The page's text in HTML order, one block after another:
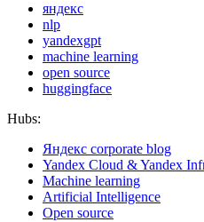
яндекс
nlp
yandexgpt
machine learning
open source
huggingface
Hubs:
Яндекс corporate blog
Yandex Cloud & Yandex
Machine learning
Artificial Intelligence
Open source